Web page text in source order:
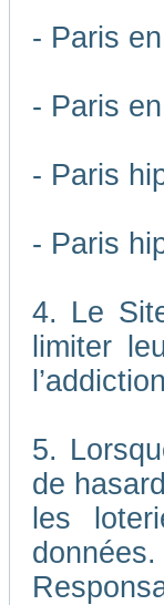
- Paris
- Paris
- Paris
- Paris
4. Le
limiter
5.
de
les